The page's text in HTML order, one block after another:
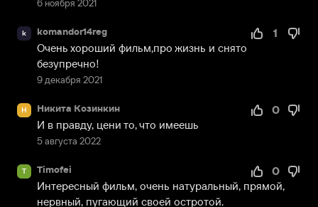
6 ноября 2021
k komandor14reg
9 декабря 2021
1
Очень хороший фильм,про жизнь и снято
безупречно!
Н Никита Козинкин
5 августа 2022
0
И в правду, цени то, что имеешь
T Timofei
0
Интересный фильм, очень натуральный, прямой,
нервный, пугающий своей остротой.